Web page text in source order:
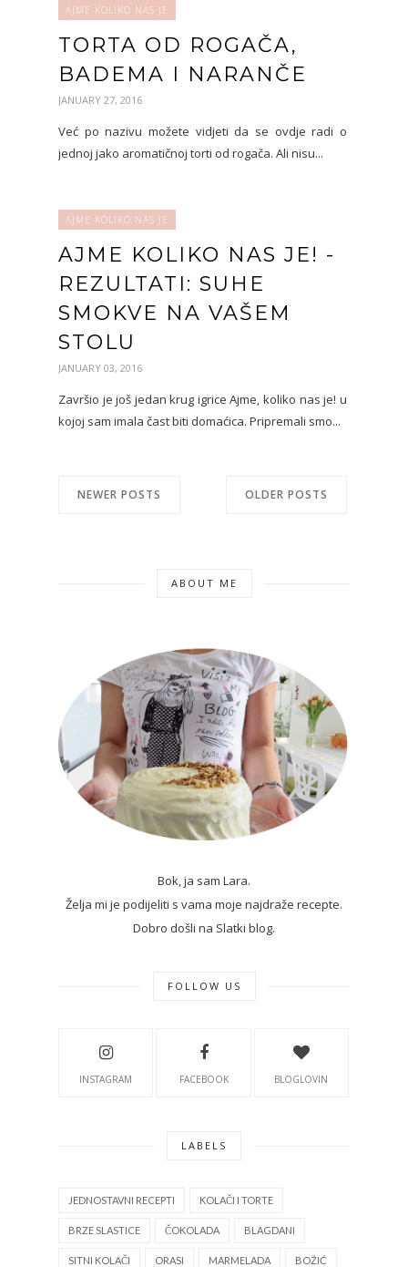
AJME KOLIKO NAS JE
TORTA OD ROGAČA,
BADEMA I NARANČE
JANUARY 27, 2016
Već po nazivu možete vidjeti da se ovdje radi o
jednoj jako aromatičnoj torti od rogača. Ali nisu...
AJME KOLIKO NAS JE
AJME KOLIKO NAS JE! -
REZULTATI: SUHE
SMOKVE NA VAŠEM
STOLU
JANUARY 03, 2016
Završio je još jedan krug igrice Ajme, koliko nas je! u
kojoj sam imala čast biti domaćica. Pripremali smo...
NEWER POSTS OLDER POSTS
ABOUT ME
Bok, ja sam Lara.
Želja mi je podijeliti s vama moje najdraže recepte.
Dobro došli na Slatki blog.
FOLLOW US
INSTAGRAM FACEBOOK BLOGLOVIN
LABELS
JEDNOSTAVNI RECEPTI KOLAČI I TORTE
BRZE SLASTICE ČOKOLADA BLAGDANI
SITNI KOLAČI ORASI MARMELADA BOŽIĆ